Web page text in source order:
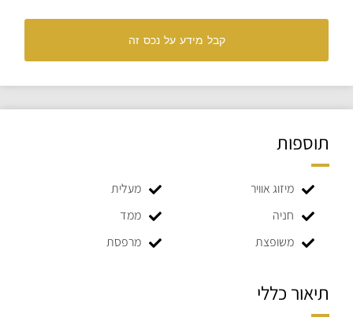
קבל מידע על נכס זה
תוספות
מיזוג אוויר
מעלית
חניה
ממד
משופצת
מרפסת
תיאור כללי